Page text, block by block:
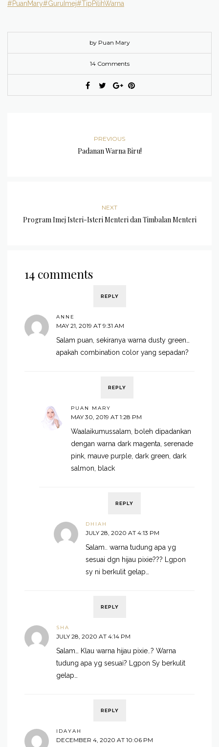
#PuanMary#GuruImej#TipPilihWarna
by Puan Mary
14 Comments
PREVIOUS
Padanan Warna Biru!
NEXT
Program Imej Isteri-Isteri Menteri dan Timbalan Menteri
14 comments
REPLY
ANNE
MAY 21, 2019 AT 9:31 AM
Salam puan, sekiranya warna dusty green…
apakah combination color yang sepadan?
REPLY
PUAN MARY
MAY 30, 2019 AT 1:28 PM
Waalaikumussalam, boleh dipadankan
dengan warna dark magenta, serenade
pink, mauve purple, dark green, dark
salmon, black
REPLY
DHIAH
JULY 28, 2020 AT 4:13 PM
Salam.. warna tudung apa yg
sesuai dgn hijau pixie??? Lgpon
sy ni berkulit gelap…
REPLY
SHA
JULY 28, 2020 AT 4:14 PM
Salam… Klau warna hijau pixie..? Warna
tudung apa yg sesuai? Lgpon Sy berkulit
gelap…
REPLY
IDAYAH
DECEMBER 4, 2020 AT 10:06 PM